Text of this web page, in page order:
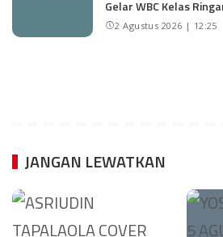
Gelar WBC Kelas
2 Agustus 2026 | 12:25
JANGAN LEWATKAN